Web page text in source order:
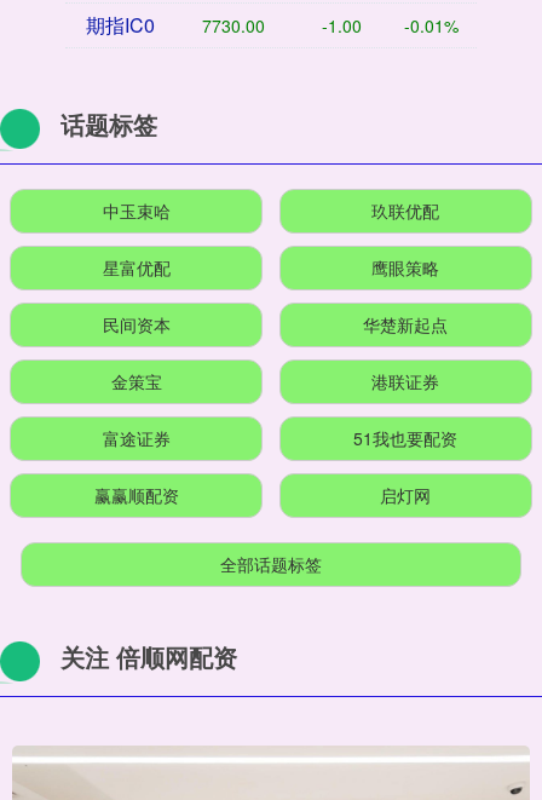
期指IC0 7730.00 -1.00 -0.01%
话题标签
中玉束哈 玖联优配
星富优配 鹰眼策略
民间资本 华楚新起点
金策宝 港联证券
富途证券 51我也要配资
赢赢顺配资 启灯网
全部话题标签
关注 倍顺网配资